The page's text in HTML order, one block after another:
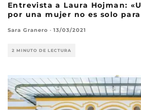
Entrevista a Laura Hojman:
por una mujer no es solo
Sara Granero · 13/03/2021
2 MINUTO DE LECTURA